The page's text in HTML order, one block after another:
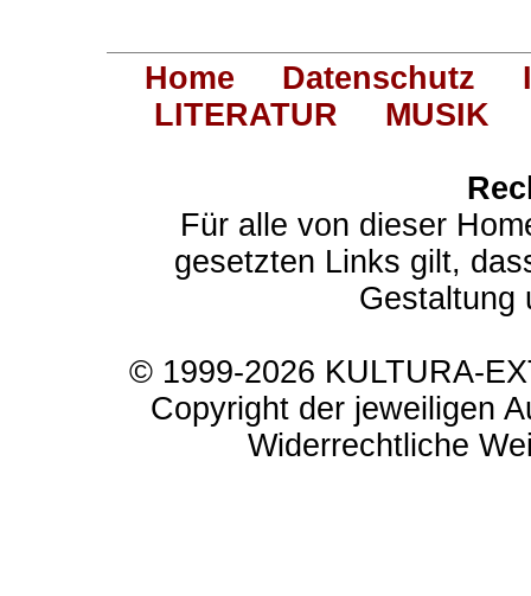
Home Datenschutz
LITERATUR
MUSIK
Für alle von dieser
gesetzten Links gilt,
Gestaltung
© 1999-2026 KULTURA-
Copyright der jeweiligen
Widerrechtliche